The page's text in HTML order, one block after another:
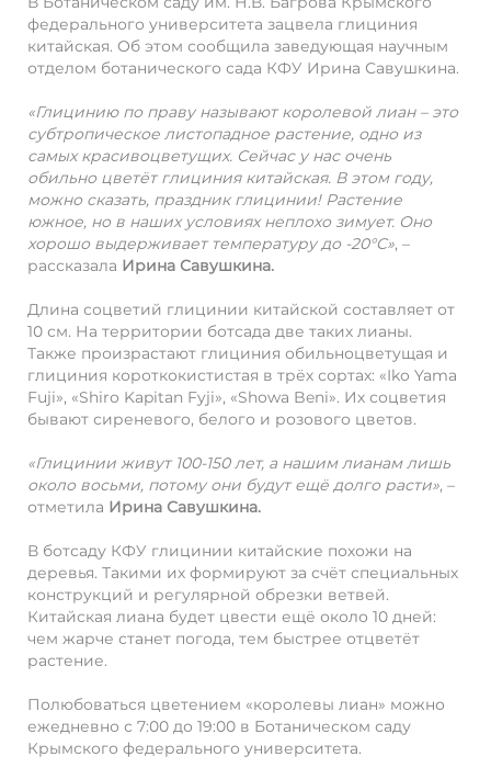
федерального университета зацвела глициния
китайская. Об этом сообщила заведующая научным
отделом ботанического сада КФУ Ирина Савушкина.
«Глицинию по праву называют королевой лиан – это
субтропическое листопадное растение, одно из
самых красивоцветущих. Сейчас у нас очень
обильно цветёт глициния китайская. В этом году,
можно сказать, праздник глицинии! Растение
южное, но в наших условиях неплохо зимует. Оно
хорошо выдерживает температуру до -20°C», –
рассказала Ирина Савушкина.
Длина соцветий глицинии китайской составляет от
10 см. На территории ботсада две таких лианы.
Также произрастают глициния обильноцветущая и
глициния короткокистистая в трёх сортах: «Iko Yama
Fuji», «Shiro Kapitan Fyji», «Showa Beni». Их соцветия
бывают сиреневого, белого и розового цветов.
«Глицинии живут 100-150 лет, а нашим лианам лишь
около восьми, потому они будут ещё долго расти», –
отметила Ирина Савушкина.
В ботсаду КФУ глицинии китайские похожи на
деревья. Такими их формируют за счёт специальных
конструкций и регулярной обрезки ветвей.
Китайская лиана будет цвести ещё около 10 дней:
чем жарче станет погода, тем быстрее отцветёт
растение.
Полюбоваться цветением «королевы лиан» можно
ежедневно с 7:00 до 19:00 в Ботаническом саду
Крымского федерального университета.